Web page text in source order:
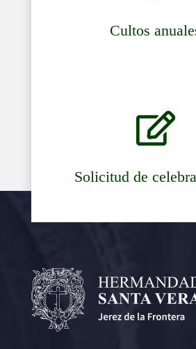
Cultos

Solicitud de